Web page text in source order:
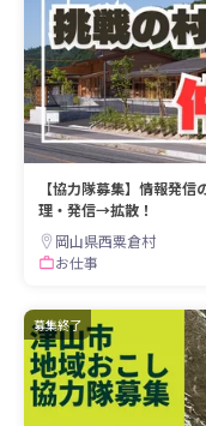
【協力隊募集】情報発
理・発信→拡散！
岡山県西粟倉村
お仕事
募集終了